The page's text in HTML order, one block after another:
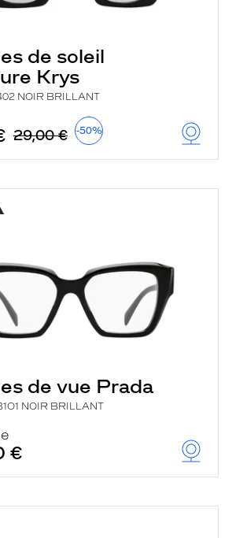
de soleil
Krys
NOIR BRILLANT
29,00 € -50%
de vue Prada
NOIR BRILLANT
€